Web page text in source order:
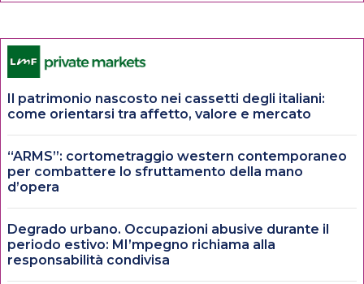
Il patrimonio nascosto nei cassetti degli italiani:
come orientarsi tra affetto, valore e mercato
“ARMS”: cortometraggio western contemporaneo
per combattere lo sfruttamento della mano
d’opera
Degrado urbano. Occupazioni abusive durante il
periodo estivo: MI’mpegno richiama alla
responsabilità condivisa